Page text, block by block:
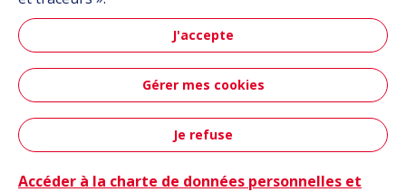
Hutchinson Aéronautique & Défense
Plan du site CGU Données personnelles
Crédits
J'accepte
Gérer mes cookies
Je refuse
Accéder à la charte de données personnelles et